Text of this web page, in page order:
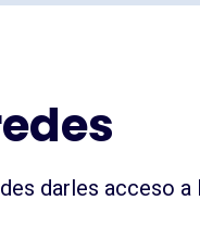
darles acceso a